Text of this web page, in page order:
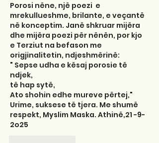
Porosi nëne, një poezi  e
mrekullueshme, brilante, e veçantë
në konceptim. Janë shkruar mijëra
dhe mijëra poezi për nënën, por kjo
e Terziut na befason me
origjinalitetin, ndjeshmërinë:
" Sepse udha e kësaj porosie të
ndjek,
të hap sytë,
Ato shohin edhe mureve përtej,"
Urime, suksese të tjera. Me shumë
respekt, Myslim Maska. Athinë,21 -9-
2o25